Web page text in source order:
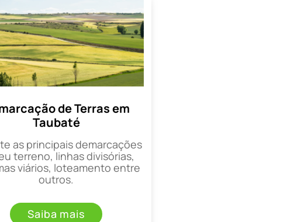
de Terras em
Taubaté
as principais demarcações
terreno, linhas divisórias,
viários, loteamento entre
outros.
Saiba mais